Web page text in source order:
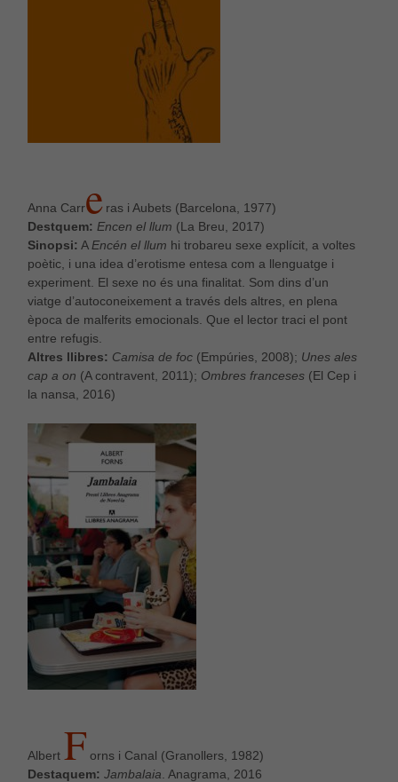
Anna CarrE ras i Aubets (Barcelona, 1977)
Destquem: Encen el llum (La Breu, 2017)
Sinopsi: AEncén el llum hi trobareu sexe explícit, a voltes
poètic, i una idea d’erotisme entesa com a llenguatge i
experiment. El sexe no és una finalitat. Som dins d’un
viatge d’autoconeixement a través dels altres, en plena
època de malferits emocionals. Que el lector traci el pont
entre refugis.
Altres llibres: Camisa de foc(Empúries, 2008); Unes ales
cap a on (A contravent, 2011); Ombres franceses(El Cep i
la nansa, 2016)
Albert F orns i Canal (Granollers, 1982)
Destaquem: Jambalaia . Anagrama, 2016